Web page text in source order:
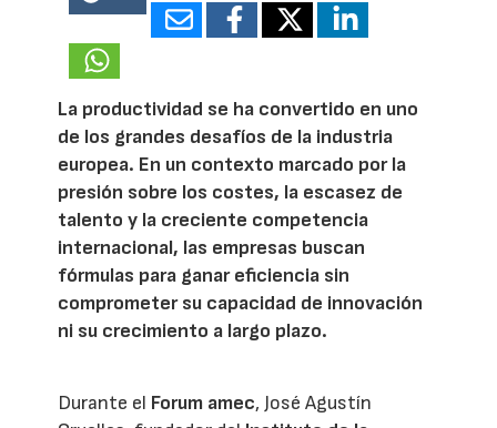
18308
La productividad se ha convertido en uno
de los grandes desafíos de la industria
europea. En un contexto marcado por la
presión sobre los costes, la escasez de
talento y la creciente competencia
internacional, las empresas buscan
fórmulas para ganar eficiencia sin
comprometer su capacidad de innovación
ni su crecimiento a largo plazo.
Durante el Forum amec, José Agustín